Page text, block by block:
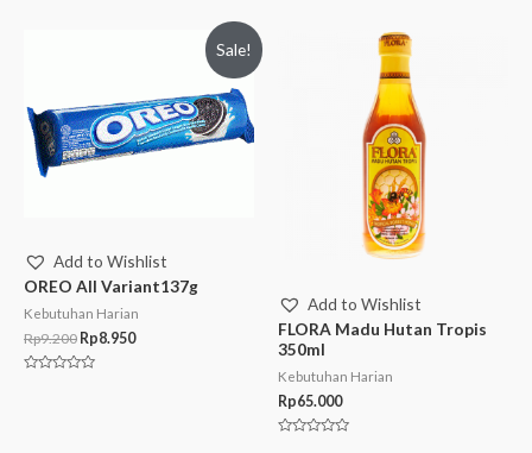
Sale!
Add to Wishlist
OREO All Variant137g
Kebutuhan Harian
Rp9.200 Rp8.950
Add to Wishlist
FLORA Madu Hutan Tropis
350ml
Kebutuhan Harian
Rp65.000